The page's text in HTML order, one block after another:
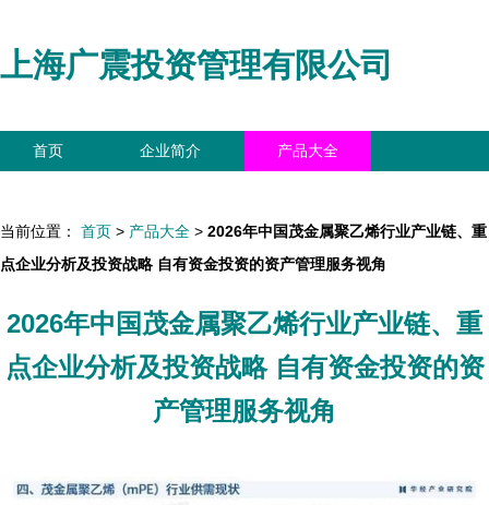
上海广震投资管理有限公司
首页 企业简介 产品大全
当前位置： 首页 > 产品大全 > 2026年中国茂金属聚乙烯行业产业链、重
点企业分析及投资战略 自有资金投资的资产管理服务视角
2026年中国茂金属聚乙烯行业产业链、重
点企业分析及投资战略 自有资金投资的资
产管理服务视角